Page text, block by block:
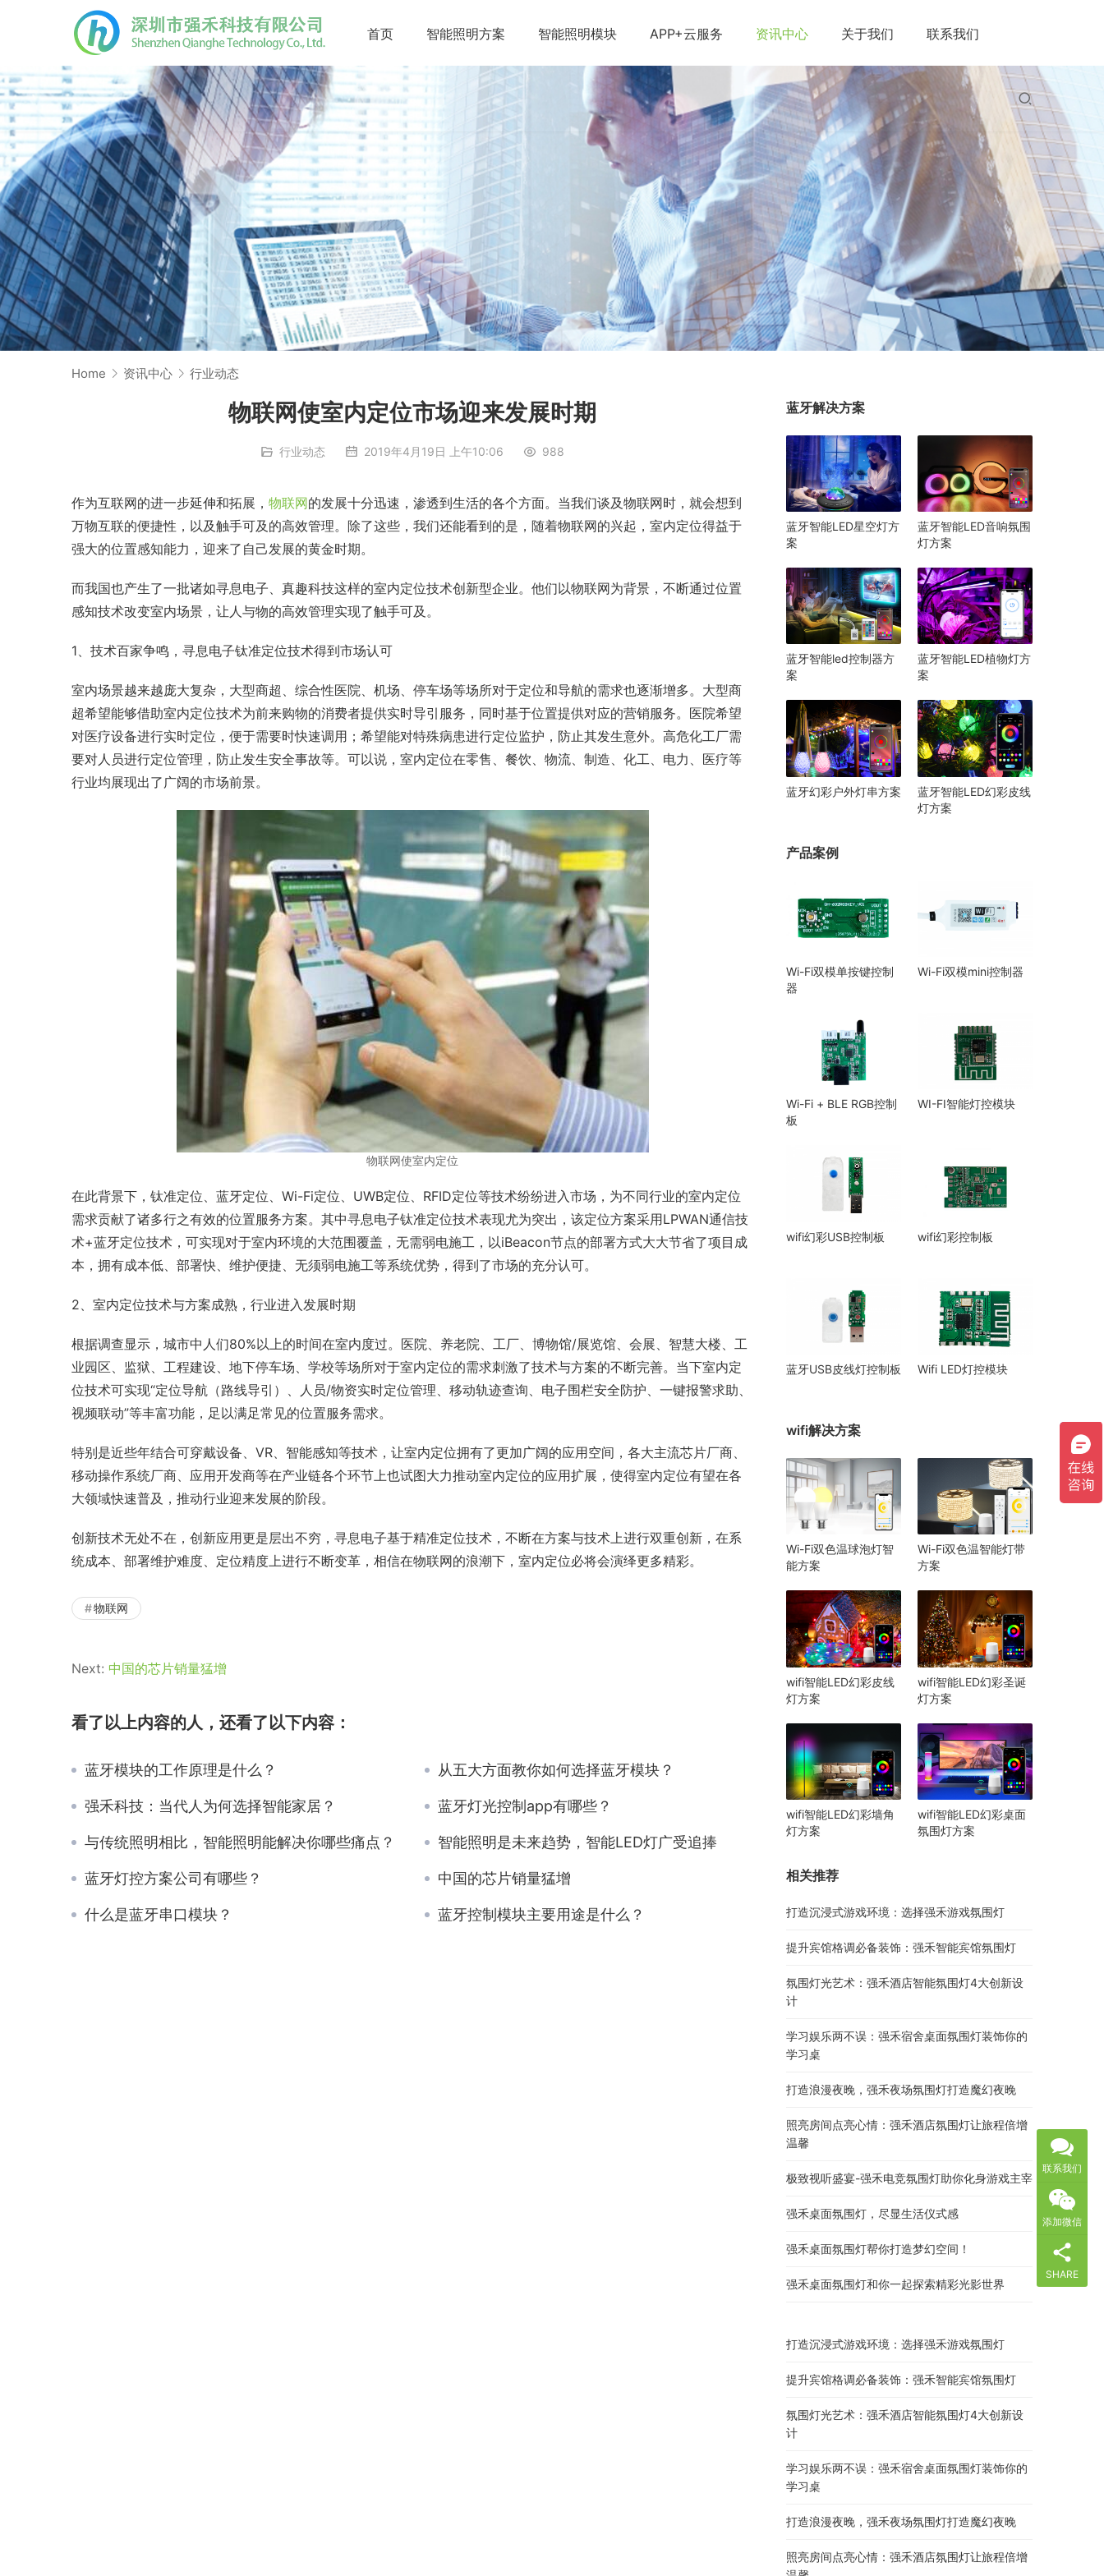
首页 智能照明方案 智能照明模块 APP+云服务 资讯中心 关于我们 联系我们
Home 资讯中心 行业动态
物联网使室内定位市场迎来发展时期
行业动态 2019年4月19日 上午10:06 988
作为互联网的进一步延伸和拓展， 物联网的发展十分迅速，渗透到生活的各个方面。当我们谈及物联网时，就会想到
万物互联的便捷性，以及触手可及的高效管理。除了这些，我们还能看到的是，随着物联网的兴起，室内定位得益于
强大的位置感知能力，迎来了自己发展的黄金时期。
而我国也产生了一批诸如寻息电子、真趣科技这样的室内定位技术创新型企业。他们以物联网为背景，不断通过位置
感知技术改变室内场景，让人与物的高效管理实现了触手可及。
1、技术百家争鸣，寻息电子钛准定位技术得到市场认可
室内场景越来越庞大复杂，大型商超、综合性医院、机场、停车场等场所对于定位和导航的需求也逐渐增多。大型商
超希望能够借助室内定位技术为前来购物的消费者提供实时导引服务，同时基于位置提供对应的营销服务。医院希望
对医疗设备进行实时定位，便于需要时快速调用；希望能对特殊病患进行定位监护，防止其发生意外。高危化工厂需
要对人员进行定位管理，防止发生安全事故等。可以说，室内定位在零售、餐饮、物流、制造、化工、电力、医疗等
行业均展现出了广阔的市场前景。
物联网使室内定位
在此背景下，钛准定位、蓝牙定位、Wi-Fi定位、UWB定位、RFID定位等技术纷纷进入市场，为不同行业的室内定位
需求贡献了诸多行之有效的位置服务方案。其中寻息电子钛准定位技术表现尤为突出，该定位方案采用LPWAN通信技
术+蓝牙定位技术，可实现对于室内环境的大范围覆盖，无需弱电施工，以iBeacon节点的部署方式大大节省了项目成
本，拥有成本低、部署快、维护便捷、无须弱电施工等系统优势，得到了市场的充分认可。
2、室内定位技术与方案成熟，行业进入发展时期
根据调查显示，城市中人们80%以上的时间在室内度过。医院、养老院、工厂、博物馆/展览馆、会展、智慧大楼、工
业园区、监狱、工程建设、地下停车场、学校等场所对于室内定位的需求刺激了技术与方案的不断完善。当下室内定
位技术可实现“定位导航（路线导引）、人员/物资实时定位管理、移动轨迹查询、电子围栏安全防护、一键报警求助、
视频联动”等丰富功能，足以满足常见的位置服务需求。
特别是近些年结合可穿戴设备、VR、智能感知等技术，让室内定位拥有了更加广阔的应用空间，各大主流芯片厂商、
移动操作系统厂商、应用开发商等在产业链各个环节上也试图大力推动室内定位的应用扩展，使得室内定位有望在各
大领域快速普及，推动行业迎来发展的阶段。
创新技术无处不在，创新应用更是层出不穷，寻息电子基于精准定位技术，不断在方案与技术上进行双重创新，在系
统成本、部署维护难度、定位精度上进行不断变革，相信在物联网的浪潮下，室内定位必将会演绎更多精彩。
物联网
Next: 中国的芯片销量猛增
看了以上内容的人，还看了以下内容：
蓝牙模块的工作原理是什么？ 从五大方面教你如何选择蓝牙模块？
强禾科技：当代人为何选择智能家居？ 蓝牙灯光控制app有哪些？
与传统照明相比，智能照明能解决你哪些痛点？ 智能照明是未来趋势，智能LED灯广受追捧
蓝牙灯控方案公司有哪些？ 中国的芯片销量猛增
什么是蓝牙串口模块？ 蓝牙控制模块主要用途是什么？
蓝牙解决方案
蓝牙智能LED星空灯方
案
蓝牙智能LED音响氛围
灯方案
蓝牙智能led控制器方
案
蓝牙智能LED植物灯方
案
蓝牙幻彩户外灯串方案
蓝牙智能LED幻彩皮线
灯方案
产品案例
Wi-Fi双模单按键控制
器
Wi-Fi双模mini控制器
Wi-Fi + BLE RGB控制
板
WI-FI智能灯控模块
wifi幻彩USB控制板 wifi幻彩控制板
蓝牙USB皮线灯控制板 Wifi LED灯控模块
wifi解决方案
Wi-Fi双色温球泡灯智
能方案
Wi-Fi双色温智能灯带
方案
wifi智能LED幻彩皮线
灯方案
wifi智能LED幻彩圣诞
灯方案
wifi智能LED幻彩墙角
灯方案
wifi智能LED幻彩桌面
氛围灯方案
相关推荐
打造沉浸式游戏环境：选择强禾游戏氛围灯
提升宾馆格调必备装饰：强禾智能宾馆氛围灯
氛围灯光艺术：强禾酒店智能氛围灯4大创新设
计
学习娱乐两不误：强禾宿舍桌面氛围灯装饰你的
学习桌
打造浪漫夜晚，强禾夜场氛围灯打造魔幻夜晚
照亮房间点亮心情：强禾酒店氛围灯让旅程倍增
温馨
极致视听盛宴-强禾电竞氛围灯助你化身游戏主宰
强禾桌面氛围灯，尽显生活仪式感
强禾桌面氛围灯帮你打造梦幻空间！
强禾桌面氛围灯和你一起探索精彩光影世界
打造沉浸式游戏环境：选择强禾游戏氛围灯
提升宾馆格调必备装饰：强禾智能宾馆氛围灯
氛围灯光艺术：强禾酒店智能氛围灯4大创新设
计
学习娱乐两不误：强禾宿舍桌面氛围灯装饰你的
学习桌
打造浪漫夜晚，强禾夜场氛围灯打造魔幻夜晚
照亮房间点亮心情：强禾酒店氛围灯让旅程倍增
联系我们
添加微信
SHARE